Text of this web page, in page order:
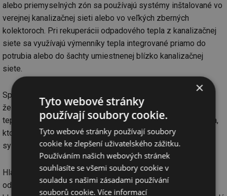
alebo priemyselných zón sa používajú systémy inštalované vo
verejnej kanalizačnej sieti alebo vo veľkých zberných
kolektoroch. Pri rekuperácii odpadového tepla z kanalizačnej
siete sa využívajú výmenníky tepla integrované priamo do
potrubia alebo do šachty umiestnenej blízko kanalizačnej
siete.
Spôsob získavania tepla z kanalizačnej siete spočíva v tom,
že teplo odoberané z odpadovej vody pomocou výmenníka
tepla je odovzdávané primárnemu okruhu tepelného čerpadla,
ktoré následne ďalej dodáva teplo do objektu alebo do
systémov diaľkového vykurovania.
Hlavnou výhodou je stabilita zdroja energie, v zime teplota
odpadovej vody neklesá pod 10 °C, čo zaručuje vysokú a
×
Tyto webové stránky
používají soubory cookie.
Tyto webové stránky používají soubory
cookie ke zlepšení uživatelského zážitku.
Používáním našich webových stránek
souhlasíte se všemi soubory cookie v
souladu s našimi zásadami používání
souborů cookie.Více informací